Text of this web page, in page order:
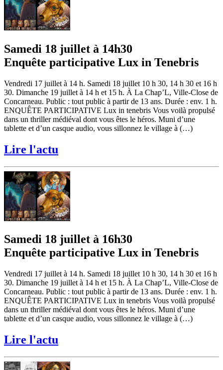
Samedi 18 juillet à 14h30
Enquête participative Lux in Tenebris
Vendredi 17 juillet à 14 h. Samedi 18 juillet 10 h 30, 14 h 30 et 16 h
30. Dimanche 19 juillet à 14 h et 15 h. À La Chap’L, Ville-Close de
Concarneau. Public : tout public à partir de 13 ans. Durée : env. 1 h.
ENQUÊTE PARTICIPATIVE Lux in tenebris Vous voilà propulsé
dans un thriller médiéval dont vous êtes le héros. Muni d’une
tablette et d’un casque audio, vous sillonnez le village à (…)
Lire l'actu
Samedi 18 juillet à 16h30
Enquête participative Lux in Tenebris
Vendredi 17 juillet à 14 h. Samedi 18 juillet 10 h 30, 14 h 30 et 16 h
30. Dimanche 19 juillet à 14 h et 15 h. À La Chap’L, Ville-Close de
Concarneau. Public : tout public à partir de 13 ans. Durée : env. 1 h.
ENQUÊTE PARTICIPATIVE Lux in tenebris Vous voilà propulsé
dans un thriller médiéval dont vous êtes le héros. Muni d’une
tablette et d’un casque audio, vous sillonnez le village à (…)
Lire l'actu